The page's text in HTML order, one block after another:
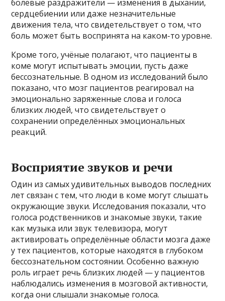
болевые раздражители — изменения в дыхании,
сердцебиении или даже незначительные
движения тела, что свидетельствует о том, что
боль может быть воспринята на каком-то уровне.
Кроме того, учёные полагают, что пациенты в
коме могут испытывать эмоции, пусть даже
бессознательные. В одном из исследований было
показано, что мозг пациентов реагировал на
эмоционально заряженные слова и голоса
близких людей, что свидетельствует о
сохранении определённых эмоциональных
реакций.
Восприятие звуков и речи
Один из самых удивительных выводов последних
лет связан с тем, что люди в коме могут слышать
окружающие звуки. Исследования показали, что
голоса родственников и знакомые звуки, такие
как музыка или звук телевизора, могут
активировать определённые области мозга даже
у тех пациентов, которые находятся в глубоком
бессознательном состоянии. Особенно важную
роль играет речь близких людей — у пациентов
наблюдались изменения в мозговой активности,
когда они слышали знакомые голоса.